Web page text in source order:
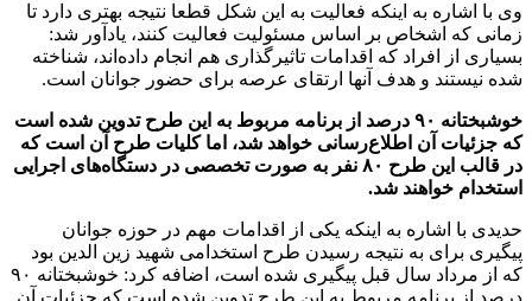
وی با اشاره به اینکه فعالیت به این شکل قطعا نتیجه بهتری دارد تا
زمانی که اشخاص بر اساس مسئولیت فعالیت کنند، یادآور شد:
بسیاری از افراد که اقدامات تاثیرگذاری هم انجام داده‌اند، شناخته
شده نیستند و هدف آنها ارتقای عرصه برای حضور جوانان است.
خوشبختانه ۹۰ درصد از برنامه مربوط به این طرح تدوین شده است
که جزئیات آن اطلاع‌رسانی خواهد شد، اما کلیات طرح آن است که
در قالب این طرح ۸۰ نفر به صورت تخصصی در دستگاه‌های اجرایی
استخدام خواهند شد.
حدیدی با اشاره به اینکه یکی از اقدامات مهم در حوزه جوانان
پیگیری برای به نتیجه رسیدن طرح استخدامی شهید زین الدین بود
که از مرداد سال قبل پیگیری شده است، اضافه کرد: خوشبختانه ۹۰